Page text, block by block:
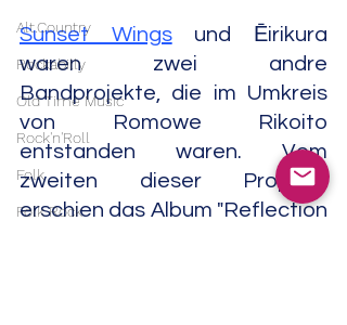
Alt.Country
Rockabilly
Old Time Music
Rock'n'Roll
Folk
Folk Rock
Sunset Wings und Ēirikura
waren zwei andre
Bandprojekte, die im Umkreis
von Romowe Rikoito
entstanden waren. Vom
zweiten dieser Projekte
erschien das Album "Reflection